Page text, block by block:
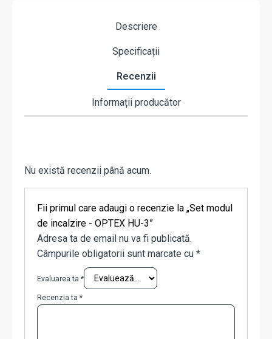
Descriere
Specificații
Recenzii
Informații producător
Nu există recenzii până acum.
Fii primul care adaugi o recenzie la „Set modul
de incalzire - OPTEX HU-3”
Adresa ta de email nu va fi publicată.
Câmpurile obligatorii sunt marcate cu *
Evaluarea ta *
Recenzia ta *